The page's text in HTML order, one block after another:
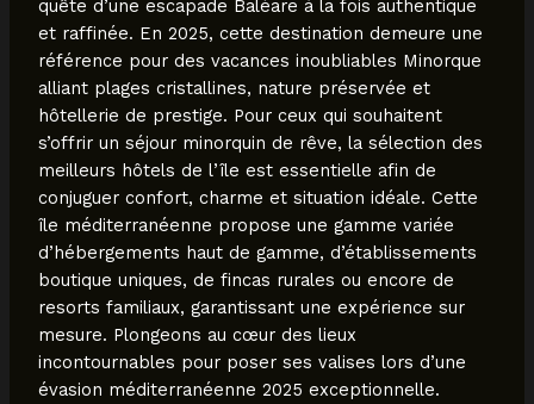
quête d’une escapade Baléare à la fois authentique
et raffinée. En 2025, cette destination demeure une
référence pour des vacances inoubliables Minorque
alliant plages cristallines, nature préservée et
hôtellerie de prestige. Pour ceux qui souhaitent
s’offrir un séjour minorquin de rêve, la sélection des
meilleurs hôtels de l’île est essentielle afin de
conjuguer confort, charme et situation idéale. Cette
île méditerranéenne propose une gamme variée
d’hébergements haut de gamme, d’établissements
boutique uniques, de fincas rurales ou encore de
resorts familiaux, garantissant une expérience sur
mesure. Plongeons au cœur des lieux
incontournables pour poser ses valises lors d’une
évasion méditerranéenne 2025 exceptionnelle.